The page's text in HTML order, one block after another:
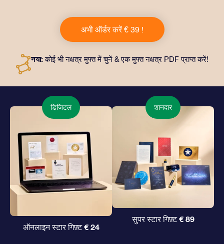
लिफ़ाफ़ा, आपकी पसंद से तैयार दस्तावेज़, साथ ही डिजिटल दस्तावेज़
और हमारे ऐप्स का मुफ़्त इस्तेमाल शामिल है। यह दोस्तों और प्रियजनों को
एक हमेशा बरक़रार रहने वाला उपहार पेश करने का जादुई तरीक़ा है।
अभी ऑर्डर करें € 39 !
नया:कोई भी नक्षत्र मुफ्त में चुनें & एक मुफ्त नक्षत्र PDF प्राप्त करें!
डिजिटल
ऑनलाइन स्टार गिफ़्ट€ 24
शानदार
सुपर स्टार गिफ़्ट€ 89